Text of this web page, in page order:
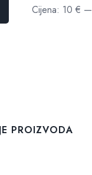
Cijena: 10 € —
PROIZVODA